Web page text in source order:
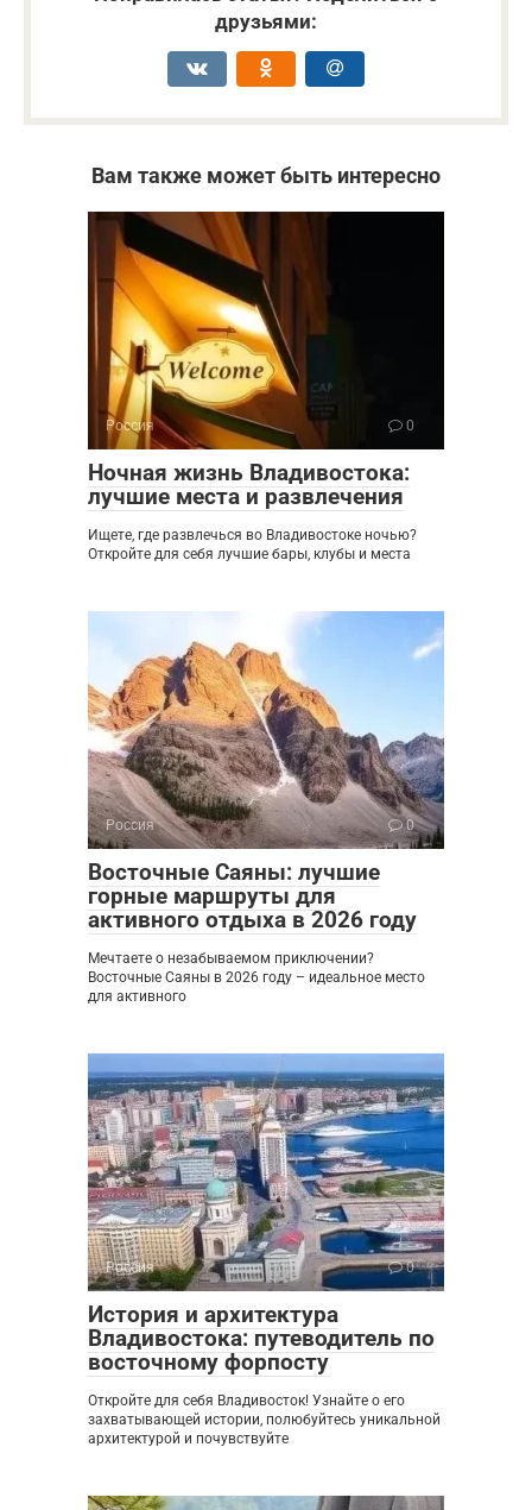
друзьями:
Вам также может быть интересно
Россия 0
Ночная жизнь Владивостока:
лучшие места и развлечения
Ищете, где развлечься во Владивостоке ночью?
Откройте для себя лучшие бары, клубы и места
Россия 0
Восточные Саяны: лучшие
горные маршруты для
активного отдыха в 2026 году
Мечтаете о незабываемом приключении?
Восточные Саяны в 2026 году – идеальное место
для активного
Россия 0
История и архитектура
Владивостока: путеводитель по
восточному форпосту
Откройте для себя Владивосток! Узнайте о его
захватывающей истории, полюбуйтесь уникальной
архитектурой и почувствуйте